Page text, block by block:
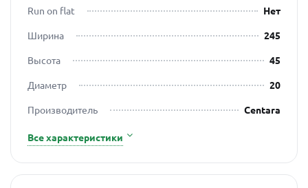
Run on flat
Нет
Ширина
245
Высота
45
Диаметр
20
Производитель
Centara
Все характеристики